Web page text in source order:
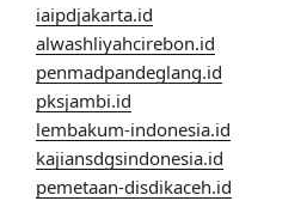
iaipdjakarta.id
alwashliyahcirebon.id
penmadpandeglang.id
pksjambi.id
lembakum-indonesia.id
kajiansdgsindonesia.id
pemetaan-disdikaceh.id